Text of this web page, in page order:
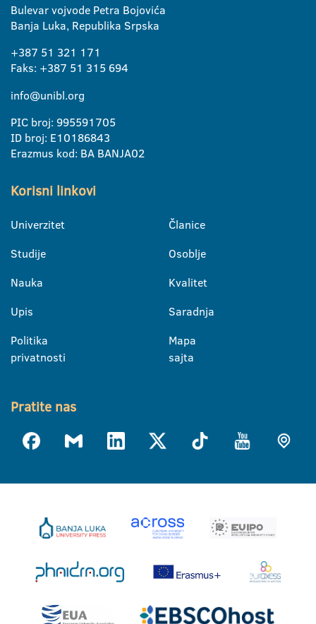
Bulevar vojvode Petra Bojovića
Banja Luka, Republika Srpska
+387 51 321 171
Faks: +387 51 315 694
info@unibl.org
PIC broj: 995591705
ID broj: E10186843
Erazmus kod: BA BANJA02
Korisni linkovi
Univerzitet
Studije
Nauka
Upis
Politika
privatnosti
Članice
Osoblje
Kvalitet
Saradnja
Mapa
sajta
Pratite nas